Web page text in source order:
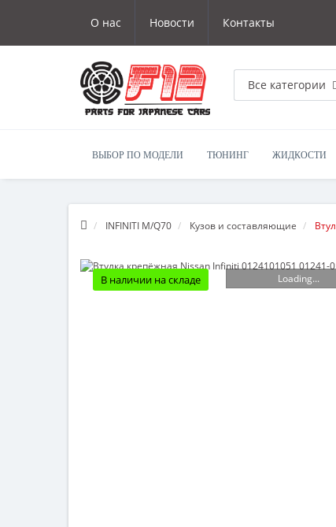
О нас Новости Контакты
Все категории
ВЫБОР ПО МОДЕЛИ ТЮНИНГ ЖИДКОСТИ
INFINITI M/Q70 Кузов и составляющие
В наличии на складе Loading...